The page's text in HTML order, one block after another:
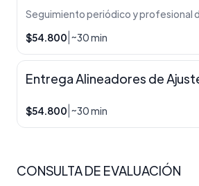
$54.800 ~30 min
Entrega Alineadores de
$54.800 ~30 min
CONSULTA DE EVALUACIÓN